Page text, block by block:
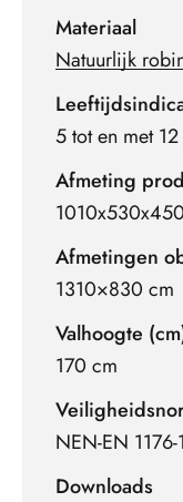
Materiaal
Natuurlijk
5 tot en met
Afmeting
Afmetingen
1310×830 cm
Valhoogte
170 cm
NEN-EN
Downloads